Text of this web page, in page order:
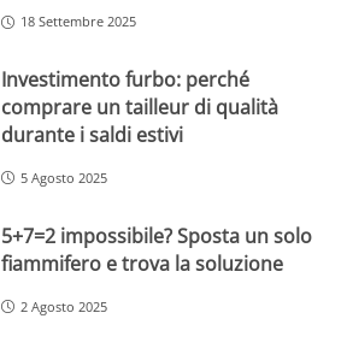
18 Settembre 2025
Investimento furbo: perché
comprare un tailleur di qualità
durante i saldi estivi
5 Agosto 2025
5+7=2 impossibile? Sposta un solo
fiammifero e trova la soluzione
2 Agosto 2025